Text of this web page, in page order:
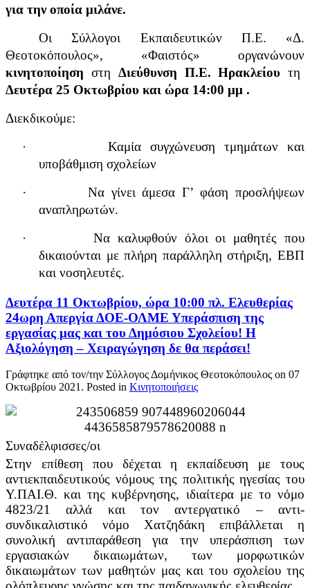
για την οποία μιλάνε.
Οι Σύλλογοι Εκπαιδευτικών Π.Ε. «Δ.
Θεοτοκόπουλος», «Φαιστός» οργανώνουν
κινητοποίηση στη Διεύθυνση Π.Ε. Ηρακλείου τη
Δευτέρα 25 Οκτωβρίου και ώρα 14:00 μμ .
Διεκδικούμε:
·
Καμία συγχώνευση τμημάτων και
υποβάθμιση σχολείων
·
Να γίνει άμεσα Γ’ φάση προσλήψεων
αναπληρωτών.
·
Να καλυφθούν όλοι οι μαθητές που
δικαιούνται με πλήρη παράλληλη στήριξη, ΕΒΠ
και νοσηλευτές.
Δευτέρα 11 Οκτωβρίου, ώρα 10:00 πλ. Ελευθερίας
24ωρη Απεργία ΔΟΕ-ΟΛΜΕ Υπεράσπιση της
εργασίας μας και του Δημόσιου Σχολείου! Η
Αξιολόγηση – Χειραγώγηση δε θα περάσει!
Γράφτηκε από τον/την Σύλλογος Δομήνικος Θεοτοκόπουλος on 07
Οκτωβρίου 2021 . Posted in Κινητοποιήσεις
Συναδέλφισσες/οι
Στην επίθεση που δέχεται η εκπαίδευση με τους
αντιεκπαιδευτικούς νόμους της πολιτικής ηγεσίας του
Υ.ΠΑΙ.Θ. και της κυβέρνησης, ιδιαίτερα με το νόμο
4823/21 αλλά και τον αντεργατικό – αντι-
συνδικαλιστικό νόμο Χατζηδάκη επιβάλλεται η
συνολική αντιπαράθεση για την υπεράσπιση των
εργασιακών δικαιωμάτων, των μορφωτικών
δικαιωμάτων των μαθητών μας και του σχολείου της